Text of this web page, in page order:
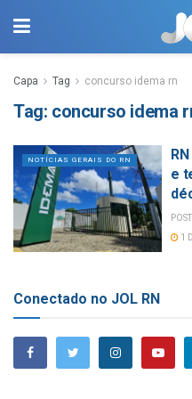
Capa Tag concurso idema rn
Tag: concurso idema
NOTÍCIAS GERAIS DO RN
e
1
Conectado no JOL RN